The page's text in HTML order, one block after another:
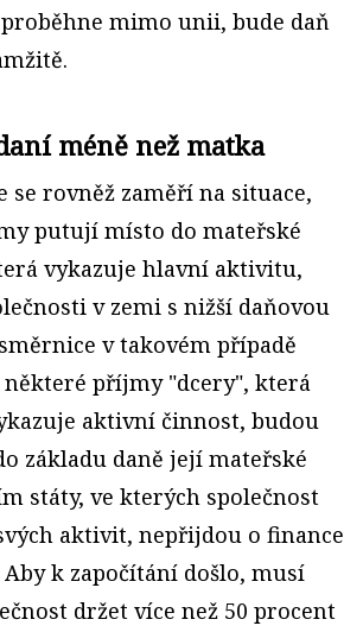
mimo unii, bude daň
méně než matka
se rovněž zaměří na situace,
putují místo do mateřské
vykazuje hlavní aktivitu,
v zemi s nižší daňovou
v takovém případě
příjmy "dcery", která
aktivní činnost, budou
základu daně její mateřské
státy, ve kterých společnost
aktivit, nepřijdou o finance
k započítání došlo, musí
držet více než 50 procent